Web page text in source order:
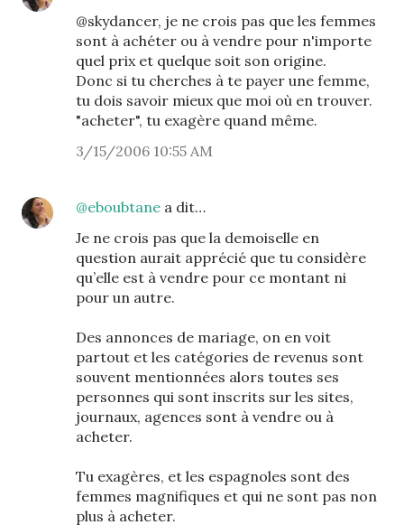
@skydancer, je ne crois pas que les femmes
sont à achéter ou à vendre pour n'importe
quel prix et quelque soit son origine.
Donc si tu cherches à te payer une femme,
tu dois savoir mieux que moi où en trouver.
"acheter", tu exagère quand même.
3/15/2006 10:55 AM
@eboubtane a dit…
Je ne crois pas que la demoiselle en
question aurait apprécié que tu considère
qu’elle est à vendre pour ce montant ni
pour un autre.
Des annonces de mariage, on en voit
partout et les catégories de revenus sont
souvent mentionnées alors toutes ses
personnes qui sont inscrits sur les sites,
journaux, agences sont à vendre ou à
acheter.
Tu exagères, et les espagnoles sont des
femmes magnifiques et qui ne sont pas non
plus à acheter.